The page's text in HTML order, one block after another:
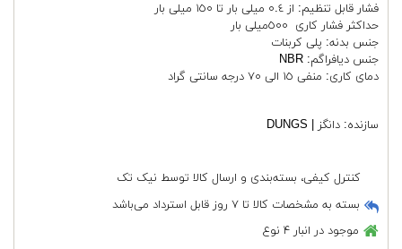
فشار قابل تنظیم: از ٠.٤ میلی بار تا ١٥٠ میلی بار
حداکثر فشار کاری ٥٠٠میلی بار
جنس بدنه: پلی کربنات
جنس دیافراگم: NBR
دمای کاری: منفی ١٥ الی ٧٠ درجه سانتی گراد
سازنده: دانگز | DUNGS
کنترل کیفی، بسته‌بندی و ارسال کالا توسط نیک تک
بسته به مشخصات کالا تا ۷ روز قابل استرداد می‌باشد
موجود در انبار ۴ نوع